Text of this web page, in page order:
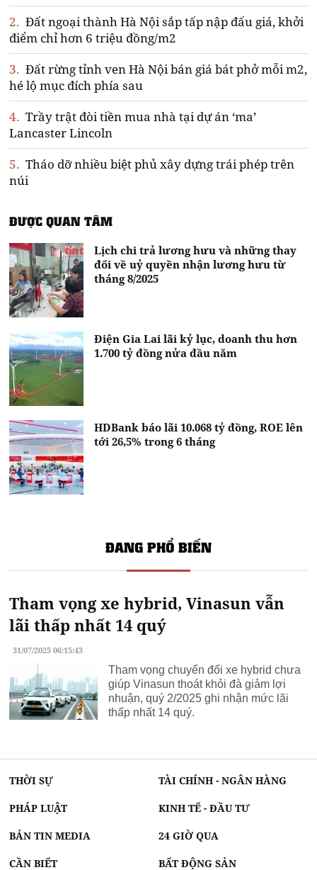
2. Đất ngoại thành Hà Nội sắp tấp nập đấu giá, khởi
điểm chỉ hơn 6 triệu đồng/m2
3. Đất rừng tỉnh ven Hà Nội bán giá bát phở mỗi m2,
hé lộ mục đích phía sau
4. Trầy trật đòi tiền mua nhà tại dự án ‘ma’
Lancaster Lincoln
5. Tháo dỡ nhiều biệt phủ xây dựng trái phép trên
núi
ĐƯỢC QUAN TÂM
Lịch chi trả lương hưu và những thay
đổi về uỷ quyền nhận lương hưu từ
tháng 8/2025
Điện Gia Lai lãi kỷ lục, doanh thu hơn
1.700 tỷ đồng nửa đầu năm
HDBank báo lãi 10.068 tỷ đồng, ROE lên
tới 26,5% trong 6 tháng
ĐANG PHỔ BIẾN
Tham vọng xe hybrid, Vinasun vẫn
lãi thấp nhất 14 quý
31/07/2025 06:15:43
Tham vọng chuyển đổi xe hybrid chưa
giúp Vinasun thoát khỏi đà giảm lợi
nhuận, quý 2/2025 ghi nhận mức lãi
thấp nhất 14 quý.
THỜI SỰ TÀI CHÍNH - NGÂN HÀNG
PHÁP LUẬT KINH TẾ - ĐẦU TƯ
BẢN TIN MEDIA 24 GIỜ QUA
CẦN BIẾT BẤT ĐỘNG SẢN